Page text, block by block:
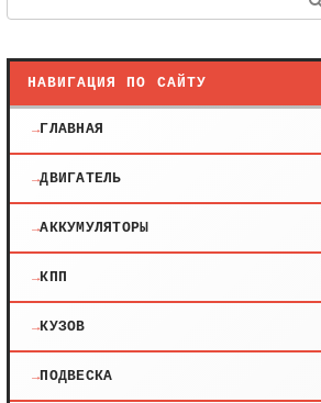
НАВИГАЦИЯ ПО САЙТУ
ГЛАВНАЯ
ДВИГАТЕЛЬ
АККУМУЛЯТОРЫ
КПП
КУЗОВ
ПОДВЕСКА